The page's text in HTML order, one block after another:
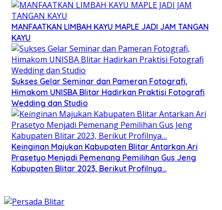
MANFAATKAN LIMBAH KAYU MAPLE JADI JAM TANGAN
KAYU
Sukses Gelar Seminar dan Pameran Fotografi,
Himakom UNISBA Blitar Hadirkan Praktisi Fotografi
Wedding dan Studio
Keinginan Majukan Kabupaten Blitar Antarkan Ari
Prasetyo Menjadi Pemenang Pemilihan Gus Jeng
Kabupaten Blitar 2023, Berikut Profilnya…